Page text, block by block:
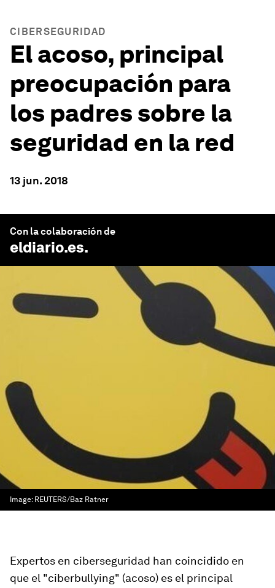
CIBERSEGURIDAD
El acoso, principal
preocupación para
los padres sobre la
seguridad en la red
13 jun. 2018
Con la colaboración de
eldiario.es.
Image: REUTERS/Baz Ratner
Expertos en ciberseguridad han coincidido en
que el "ciberbullying" (acoso) es el principal